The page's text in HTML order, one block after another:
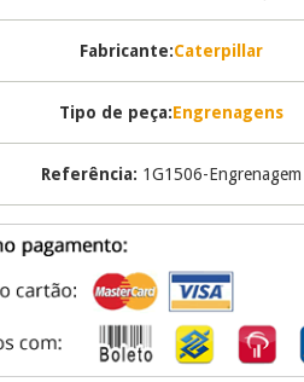
Fabricante:Caterpillar
Tipo de peça:Engrenagens
Referência: 1G1506-Engrenagem